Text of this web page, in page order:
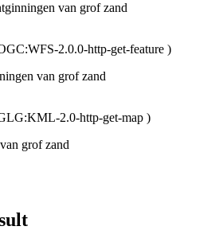
van grof zand
2.0.0-http-get-feature )
van grof zand
2.0-http-get-map )
grof zand